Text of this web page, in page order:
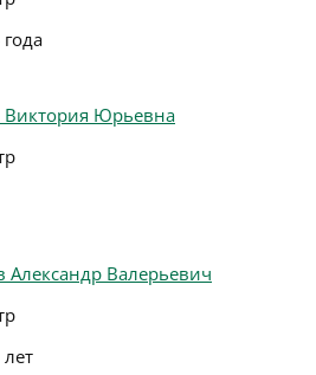
Виктория Юрьевна
Александр Валерьевич